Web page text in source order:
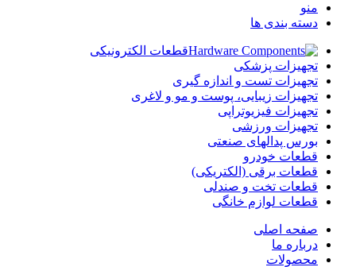
منو
دسته بندی ها
قطعات الکترونیکی
تجهیزات پزشکی
تجهیزات تست و اندازه گیری
تجهیزات زیبایی، پوست و مو و لاغری
تجهیزات فیزیوتراپی
تجهیزات ورزشی
بورس پدالهای صنعتی
قطعات خودرو
قطعات برقی (الکتریکی)
قطعات تخت و صندلی
قطعات لوازم خانگی
صفحه اصلی
درباره ما
محصولات